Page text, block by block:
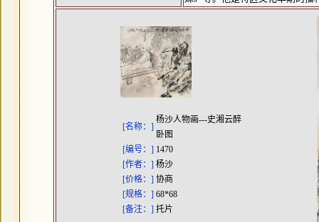
[名称：]
杨沙人物画---史湘云醉
卧图
[编号：] 1470
[作者：] 杨沙
[价格：] 协商
[规格：] 68*68
[备注：] 托片